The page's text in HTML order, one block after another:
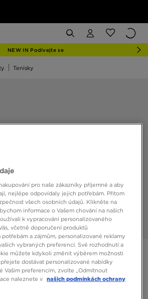
NEW IN Podívejte se
Tenisky
LV8 1 BP
cena za posledních 30 dní)
pro naše zákazníky příjemné a aby
nejlépe odpovídaly jejich potřebám. Přitom
všech osobních údajů. Klikněte na
informace o Vašem chování na našich
k vypracování personalizovaného
včetně doporučení produktů
a zájmům, personalizované reklamy
vybraných preferencí. Své rozhodnutí a
můžete kdykoli změnit výběrem možnosti
dostávat personalizované nabídky
Vašim preferencím, zvolte „Odmítnout
naleznete v našich podmínkách ochrany